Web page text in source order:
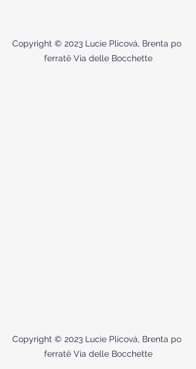
Copyright © 2023 Lucie Plicová, Brenta po
ferratě Via delle Bocchette
Copyright © 2023 Lucie Plicová, Brenta po
ferratě Via delle Bocchette